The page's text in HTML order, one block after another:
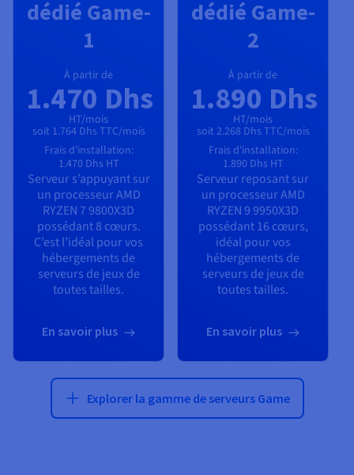
dédié Game-
1
À partir de
1.470 Dhs
HT/mois
soit 1.764 Dhs TTC/mois
Frais d'installation:
1.470 DhsHT
Serveur s’appuyant sur
un processeurAMD
RYZEN 7 9800X3D
possédant8 cœurs.
C’est l’idéal pour vos
hébergements de
serveurs de jeux de
toutes tailles.
En savoir plus
dédié Game-
2
À partir de
1.890 Dhs
HT/mois
soit 2.268 Dhs TTC/mois
Frais d'installation:
1.890 DhsHT
Serveur reposant sur
un processeurAMD
RYZEN 9 9950X3D
possédant16 cœurs,
idéal pour vos
hébergements de
serveurs de jeux de
toutes tailles.
En savoir plus
Explorer la gamme de serveurs Game